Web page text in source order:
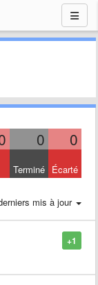
0 0
Terminé Écarté
mis à jour
+1